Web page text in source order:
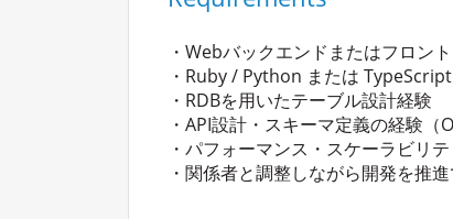
・Webバックエンドまたはフロン
・Ruby / Python または
・RDBを用いたテーブル設計経験
・API設計・スキーマ定義の経験（
・パフォーマンス・スケーラビリ
・関係者と調整しながら開発を推